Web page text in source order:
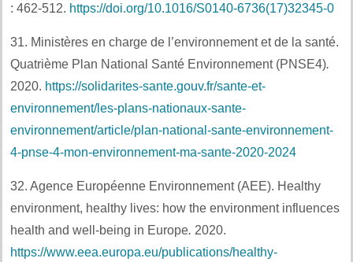
: 462-512. https://doi.org/10.1016/S0140-6736(17)32345-0
31. Ministères en charge de l’environnement et de la santé.
Quatrième Plan National Santé Environnement (PNSE4).
2020. https://solidarites-sante.gouv.fr/sante-et-
environnement/les-plans-nationaux-sante-
environnement/article/plan-national-sante-environnement-
4-pnse-4-mon-environnement-ma-sante-2020-2024
32. Agence Européenne Environnement (AEE). Healthy
environment, healthy lives: how the environment influences
health and well-being in Europe. 2020.
https://www.eea.europa.eu/publications/healthy-